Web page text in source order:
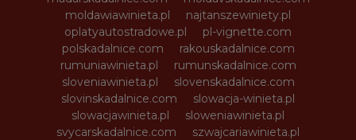
moldawiawinieta.pl
najtanszewiniety.pl
oplatyautostradowe.pl
pl-vignette.com
polskadalnice.com
rakouskadalnice.com
rumuniawinieta.pl
rumunskadalnice.com
sloveniawinieta.pl
slovenskadalnice.com
slovinskadalnice.com
slowacja-winieta.pl
slowacjawinieta.pl
sloweniawinieta.pl
svycarskadalnice.com
szwajcariawinieta.pl